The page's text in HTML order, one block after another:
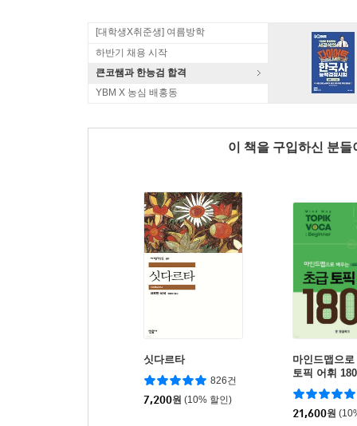
[대학생X취준생] 여름방학
하반기 채용 시작
큰코쌤과 한능검 합격
YBM X 농심 배홍동
이 책을 구입하신 분
싯다르타
826건
7,200원 (10% 할인)
마인드맵으
토픽 어휘
21,600원